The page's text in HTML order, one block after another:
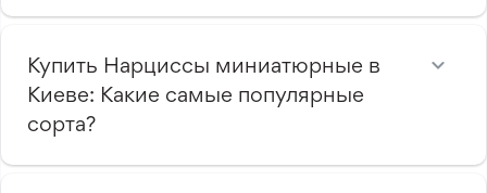
Купить Нарциссы миниатюрные в
Киеве: Какие самые популярные
сорта?